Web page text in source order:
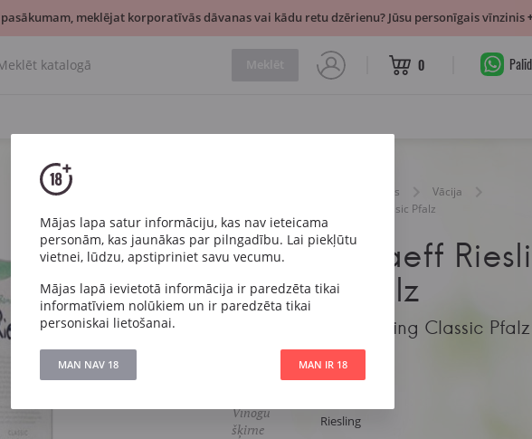
0
Sauss
Vācija
Roman Graeff Riesling Classic Pfalz
Roman Graeff
Classic Pfalz
Roman Graeff Riesling Classic Pfalz
7716
Vīnogu
šķirne
Riesling
Mājas lapa satur informāciju, kas nav ieteicama
personām, kas jaunākas par pilngadību. Lai piekļūtu
vietnei, lūdzu, apstipriniet savu vecumu.
Mājas lapā ievietotā informācija ir paredzēta tikai
informatīviem nolūkiem un ir paredzēta tikai
personiskai lietošanai.
MAN NAV 18 MAN IR 18
meklējat korporatīvās dāvanas vai kādu retu dzērienu? Jūsu personīgais vīnzinis